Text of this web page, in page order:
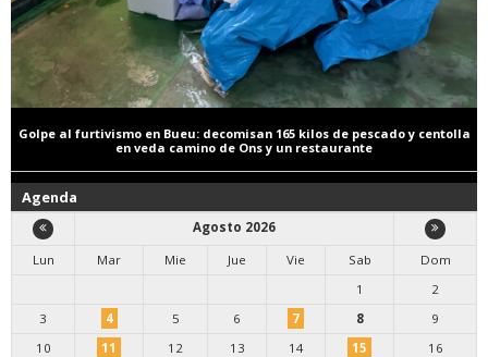
Golpe al furtivismo en Bueu: decomisan 165 kilos de pescado y centolla
en veda camino de Ons y un restaurante
Agenda
Agosto 2026
Lun
Mar Mie Jue Vie Sab
Dom
1
2
3
4 5 6 7 8
9
10
11 12 13 14 15
16